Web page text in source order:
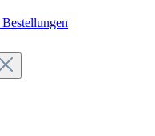
Bestellungen